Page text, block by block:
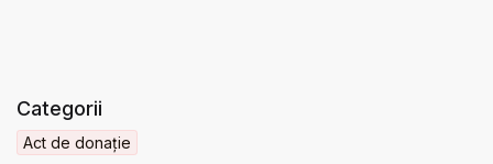
Categorii
Act de donație